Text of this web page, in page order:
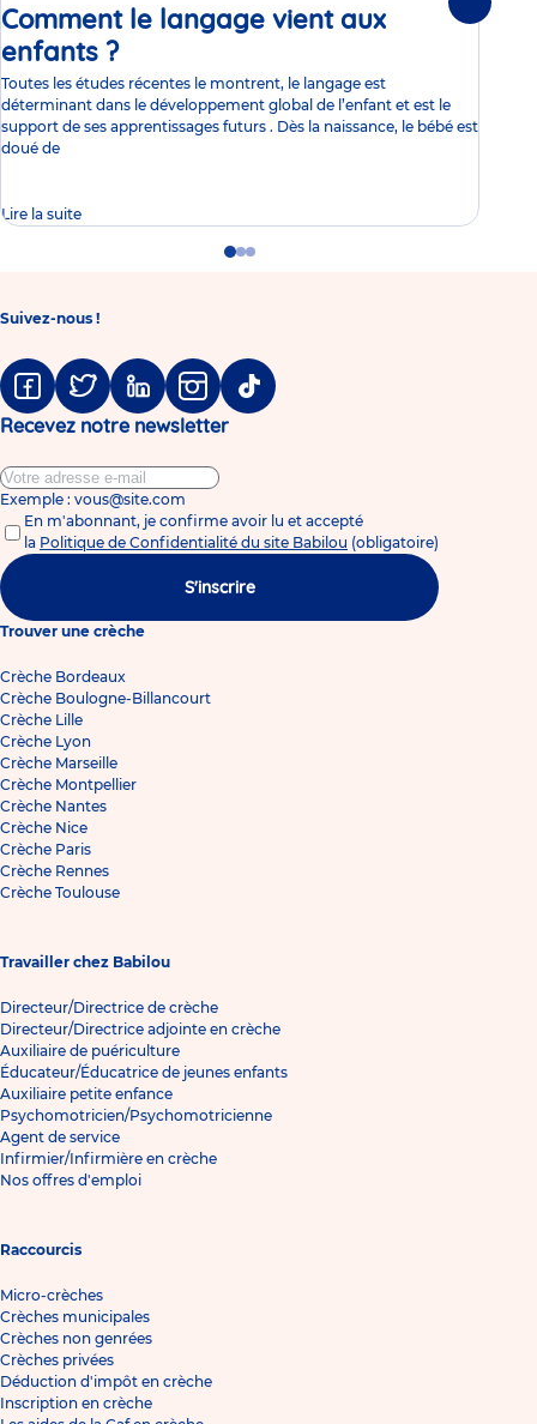
Comment le langage vient aux
enfants ?Article
Toutes les études récentes le montrent, le langage est
déterminant dans le développement global de l’enfant et est le
support de ses apprentissages futurs . Dès la naissance, le bébé est
doué de
Lire la suite
GoGoGo
Suivez-nous !
FacebookTwitter LinkedinInstagramTiktok
Recevez notre newsletter
Exemple : vous@site.com
En m'abonnant, je confirme avoir lu et accepté
la Politique de Confidentialité du site Babilou (obligatoire)
S'inscrire
Trouver une crèche
Crèche Bordeaux
Crèche Boulogne-Billancourt
Crèche Lille
Crèche Lyon
Crèche Marseille
Crèche Montpellier
Crèche Nantes
Crèche Nice
Crèche Paris
Crèche Rennes
Crèche Toulouse
Travailler chez Babilou
Directeur/Directrice de crèche
Directeur/Directrice adjointe en crèche
Auxiliaire de puériculture
Éducateur/Éducatrice de jeunes enfants
Auxiliaire petite enfance
Psychomotricien/Psychomotricienne
Agent de service
Infirmier/Infirmière en crèche
Nos offres d'emploi
Raccourcis
Micro-crèches
Crèches municipales
Crèches non genrées
Crèches privées
Déduction d'impôt en crèche
Inscription en crèche